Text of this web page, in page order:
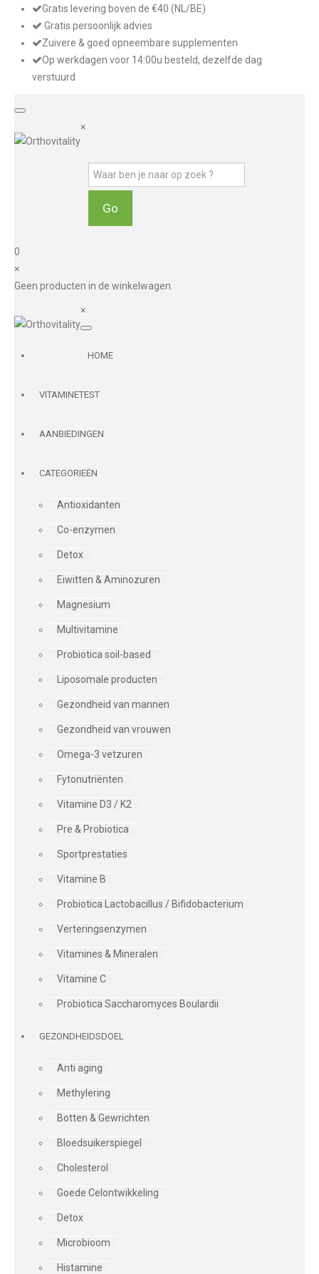
Gratis levering boven de €40 (NL/BE)
Gratis persoonlijk advies
Zuivere & goed opneembare supplementen
Op werkdagen voor 14:00u besteld, dezelfde dag
verstuurd
×
0
×
Geen producten in de winkelwagen.
×
HOME
VITAMINETEST
AANBIEDINGEN
CATEGORIEËN
Antioxidanten
Co-enzymen
Detox
Eiwitten & Aminozuren
Magnesium
Multivitamine
Probiotica soil-based
Liposomale producten
Gezondheid van mannen
Gezondheid van vrouwen
Omega-3 vetzuren
Fytonutriënten
Vitamine D3 / K2
Pre & Probiotica
Sportprestaties
Vitamine B
Probiotica Lactobacillus / Bifidobacterium
Verteringsenzymen
Vitamines & Mineralen
Vitamine C
Probiotica Saccharomyces Boulardii
GEZONDHEIDSDOEL
Anti aging
Methylering
Botten & Gewrichten
Bloedsuikerspiegel
Cholesterol
Goede Celontwikkeling
Detox
Microbioom
Histamine